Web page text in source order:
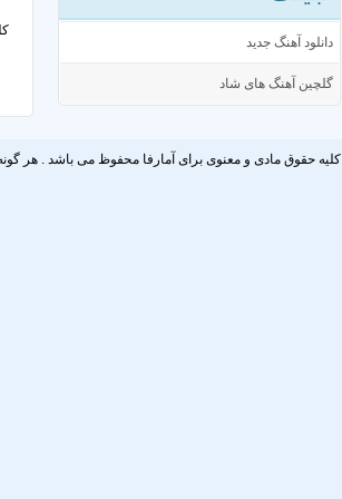
دانلود آهنگ جدید
گلچین آهنگ های شاد
کلیه حقوق مادی و معنوی برای آمارفا محفوظ می باشد . هر